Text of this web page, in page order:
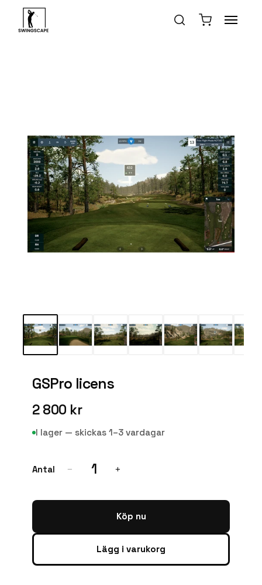
GSPro licens
2 800 kr
I lager — skickas 1–3 vardagar
Antal − 1 +
Köp nu
Lägg i varukorg